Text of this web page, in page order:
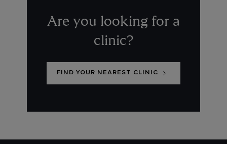
Are you looking for a
clinic?
FIND YOUR NEAREST CLINIC